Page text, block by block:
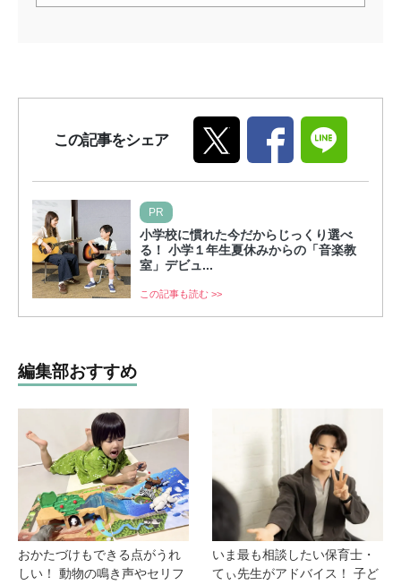
この記事をシェア
PR
小学校に慣れた今だからじっくり選べ
る！ 小学１年生夏休みからの「音楽教
室」デビュ...
この記事も読む >>
編集部おすすめ
おかたづけもできる点がうれ
しい！ 動物の鳴き声やセリフ
いま最も相談したい保育士・
てぃ先生がアドバイス！ 子ど